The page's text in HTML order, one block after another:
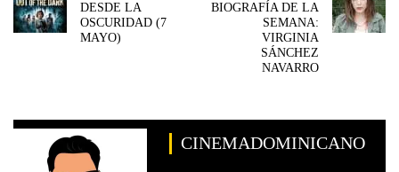
DESDE LA
OSCURIDAD (7
MAYO)
BIOGRAFÍA DE LA
SEMANA:
VIRGINIA
SÁNCHEZ
NAVARRO
CINEMADOMINICANO